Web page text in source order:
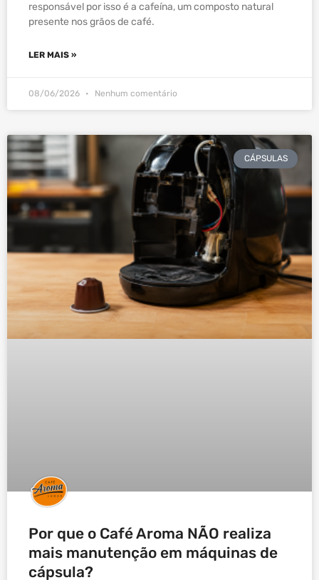
responsável por isso é a cafeína, um composto natural
presente nos grãos de café.
LER MAIS »
08/06/2026 Nenhum comentário
CÁPSULAS
Por que o Café Aroma NÃO realiza
mais manutenção em máquinas de
cápsula?